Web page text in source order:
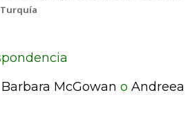
Barbara McGowan o Andreea